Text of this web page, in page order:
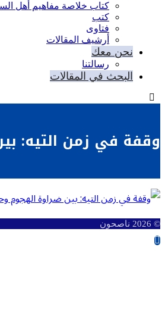
كتاب خلاصة مفاهيم أهل
كتب
فتاوى
أرشيف المقالات
نحن معك
رسالتنا
البحث في المقالات
وقفة في زمن التيه:
© 2026 ناصحون